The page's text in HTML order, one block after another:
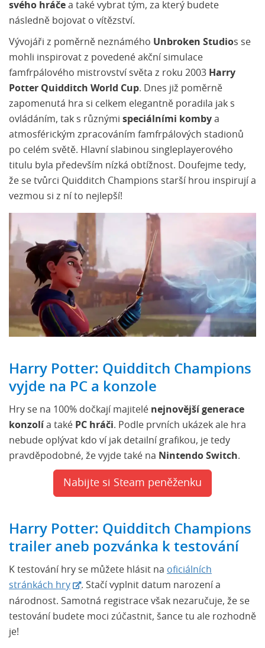
svého hráče a také vybrat tým, za který budete
následně bojovat o vítězství.
Vývojáři z poměrně neznámého Unbroken Studios se
mohli inspirovat z povedené akční simulace
famfrpálového mistrovství světa z roku 2003 Harry
Potter Quidditch World Cup. Dnes již poměrně
zapomenutá hra si celkem elegantně poradila jak s
ovládáním, tak s různými speciálními komby a
atmosférickým zpracováním famfrpálových stadionů
po celém světě. Hlavní slabinou singleplayerového
titulu byla především nízká obtížnost. Doufejme tedy,
že se tvůrci Quidditch Champions starší hrou inspirují a
vezmou si z ní to nejlepší!
Harry Potter: Quidditch Champions
vyjde na PC a konzole
Hry se na 100% dočkají majitelé nejnovější generace
konzolí a také PC hráči. Podle prvních ukázek ale hra
nebude oplývat kdo ví jak detailní grafikou, je tedy
pravděpodobné, že vyjde také na Nintendo Switch.
Nabijte si Steam peněženku
Harry Potter: Quidditch Champions
trailer aneb pozvánka k testování
K testování hry se můžete hlásit na oficiálních
stránkách hry
. Stačí vyplnit datum narození a
národnost. Samotná registrace však nezaručuje, že se
testování budete moci zúčastnit, šance tu ale rozhodně
je!